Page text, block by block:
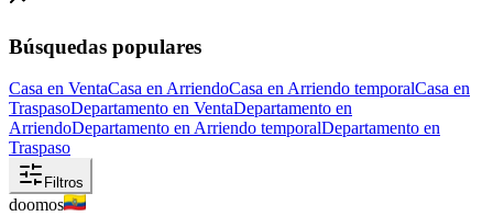
Búsquedas populares
Casa en VentaCasa en ArriendoCasa en Arriendo temporalCasa en
TraspasoDepartamento en VentaDepartamento en
ArriendoDepartamento en Arriendo temporalDepartamento en
Traspaso
Filtros
doomos